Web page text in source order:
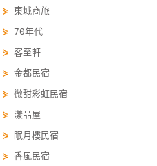
客
服
絡
單
⋟ 東城商旅
⋟ 70年代
⋟客至軒
⋟金都民宿
⋟微甜彩虹民宿
⋟漾品屋
⋟
眠月樓民宿
⋟香風民宿